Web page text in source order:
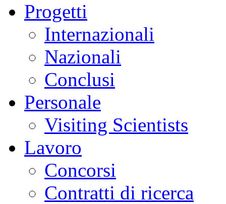
Progetti
Internazionali
Nazionali
Conclusi
Personale
Visiting Scientists
Lavoro
Concorsi
Contratti di ricerca